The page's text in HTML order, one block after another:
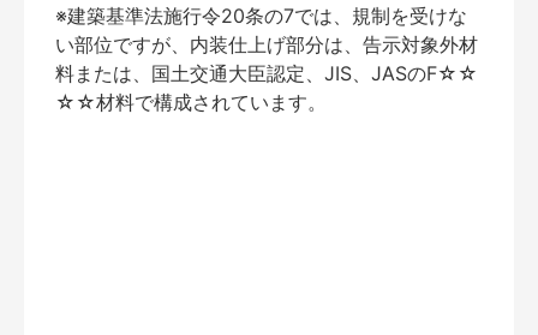
※建築基準法施行令20条の7では、規制を受けな
い部位ですが、内装仕上げ部分は、告示対象外材
料または、国土交通大臣認定、JIS、JASのF☆☆
☆☆材料で構成されています。